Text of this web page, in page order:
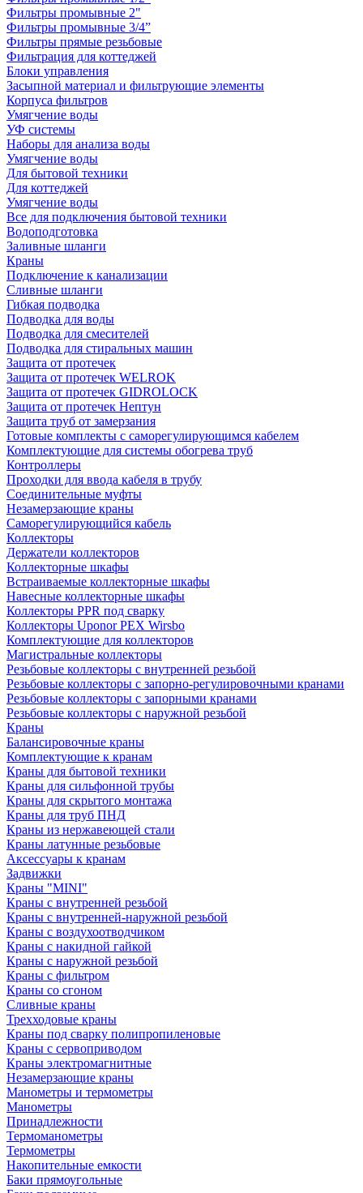
Фильтры промывные 2"
Фильтры промывные 3/4”
Фильтры прямые резьбовые
Фильтрация для коттеджей
Блоки управления
Засыпной материал и фильтрующие элементы
Корпуса фильтров
Умягчение воды
УФ системы
Наборы для анализа воды
Умягчение воды
Для бытовой техники
Для коттеджей
Умягчение воды
Все для подключения бытовой техники
Водоподготовка
Заливные шланги
Краны
Подключение к канализации
Сливные шланги
Гибкая подводка
Подводка для воды
Подводка для смесителей
Подводка для стиральных машин
Защита от протечек
Защита от протечек WELROK
Защита от протечек GIDROLOCK
Защита от протечек Нептун
Защита труб от замерзания
Готовые комплекты с саморегулирующимся кабелем
Комплектующие для системы обогрева труб
Контроллеры
Проходки для ввода кабеля в трубу
Соединительные муфты
Незамерзающие краны
Саморегулирующийся кабель
Коллекторы
Держатели коллекторов
Коллекторные шкафы
Встраиваемые коллекторные шкафы
Навесные коллекторные шкафы
Коллекторы PPR под сварку
Коллекторы Uponor PEX Wirsbo
Комплектующие для коллекторов
Магистральные коллекторы
Резьбовые коллекторы с внутренней резьбой
Резьбовые коллекторы с запорно-регулировочными кранами
Резьбовые коллекторы с запорными кранами
Резьбовые коллекторы с наружной резьбой
Краны
Балансировочные краны
Комплектующие к кранам
Краны для бытовой техники
Краны для сильфонной трубы
Краны для скрытого монтажа
Краны для труб ПНД
Краны из нержавеющей стали
Краны латунные резьбовые
Аксессуары к кранам
Задвижки
Краны "MINI"
Краны с внутренней резьбой
Краны с внутренней-наружной резьбой
Краны с воздухоотводчиком
Краны с накидной гайкой
Краны с наружной резьбой
Краны с фильтром
Краны со сгоном
Сливные краны
Трехходовые краны
Краны под сварку полипропиленовые
Краны с сервоприводом
Краны электромагнитные
Незамерзающие краны
Манометры и термометры
Манометры
Принадлежности
Термоманометры
Термометры
Накопительные емкости
Баки прямоугольные